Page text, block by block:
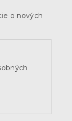
o nových